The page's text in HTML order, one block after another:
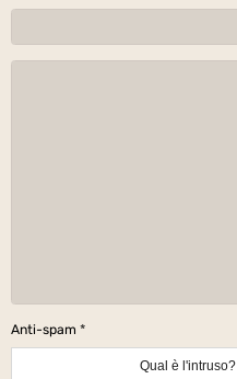
Anti-spam
Qual è l'intruso?